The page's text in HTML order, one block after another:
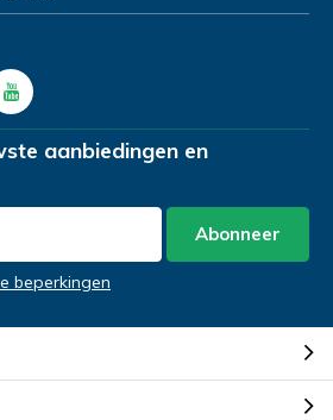
aanbiedingen en
Abonneer
beperkingen